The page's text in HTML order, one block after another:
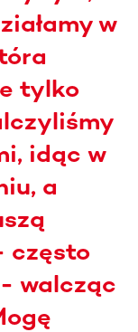
w
tylko
idąc w
a
często
walcząc